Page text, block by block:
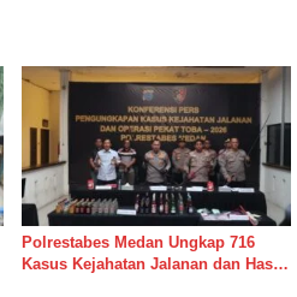
Polrestabes Medan Ungkap 716
Kasus Kejahatan Jalanan dan Hasil